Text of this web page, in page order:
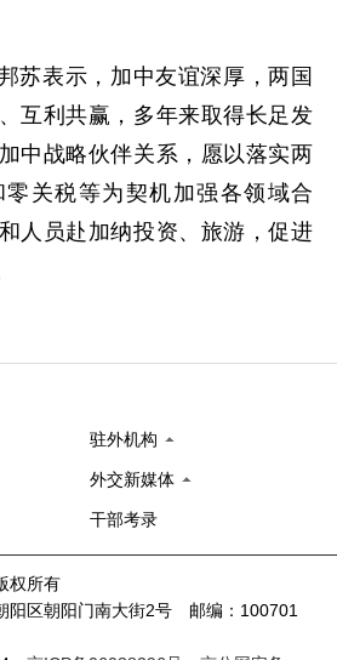
苏表示，加中友谊深厚，两国
互利共赢，多年来取得长足发
中战略伙伴关系，愿以落实两
零关税等为契机加强各领域合
人员赴加纳投资、旅游，促进
驻外机构
外交新媒体
干部考录
权所有
阳区朝阳门南大街2号 邮编：100701